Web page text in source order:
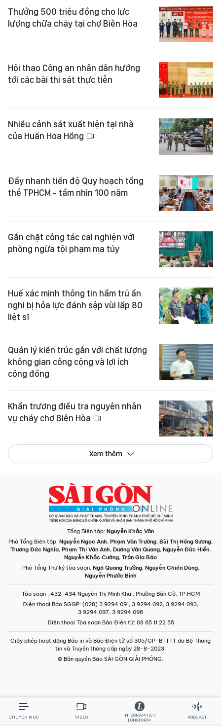
Thưởng 500 triệu đồng cho lực
lượng chữa cháy tại chợ Biên Hòa
Hội thao Công an nhân dân hướng
tới các bài thi sát thực tiễn
Nhiều cảnh sát xuất hiện tại nhà
của Huấn Hoa Hồng
Đẩy nhanh tiến độ Quy hoạch tổng
thể TPHCM - tầm nhìn 100 năm
Gắn chặt công tác cai nghiện với
phòng ngừa tội phạm ma túy
Huế xác minh thông tin hầm trú ẩn
nghi bị hỏa lực đánh sập vùi lấp 80
liệt sĩ
Quản lý kiến trúc gắn với chất lượng
không gian công cộng và lợi ích
cộng đồng
Khẩn trương điều tra nguyên nhân
vụ cháy chợ Biên Hòa
Xem thêm
Tổng Biên tập: Nguyễn Khắc Văn
Phó Tổng Biên tập: Nguyễn Ngọc Anh, Phạm Văn Trường, Bùi Thị Hồng Sương,
Trương Đức Nghĩa, Phạm Thị Vân Anh, Dương Văn Quang, Nguyễn Đức Hiển,
Nguyễn Khắc Cường, Trần Gia Bảo
Phó Tổng Thư ký tòa soạn: Ngô Quang Trưởng, Nguyễn Chiến Dũng,
Nguyễn Phước Bình
Tòa soạn : 432-434 Nguyễn Thị Minh Khai, Phường Bàn Cờ, TP.HCM
Điện thoại Báo SGGP: (028) 3.9294.091, 3.9294.092, 3.9294.093,
3.9294.097, 3.9294.098
Điện thoại Tòa soạn Báo Điện tử: 08 65 11 22 55
Giấy phép hoạt động Báo in và Báo Điện tử số 305/GP-BTTTT do Bộ Thông
tin và Truyền thông cấp ngày 28-8-2023.
© Bản quyền Báo SÀI GÒN GIẢI PHÓNG.
CHUYÊN MỤC VIDEO
INFOGRAPHIC /
LONGFORM
PODCAST